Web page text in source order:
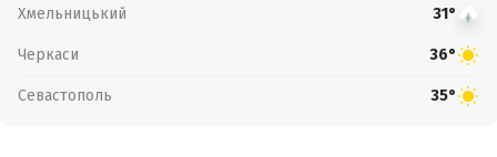
Хмельницький 31°
Черкаси 36°
Севастополь 35°